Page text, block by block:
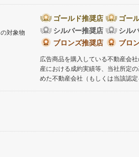
対象物
ゴールド推奨店
ゴー
シルバー推奨店
シル
ブロンズ推奨店
ブロ
広告商品を購入している不動産会
産における成約実績等、当社所定
めた不動産会社（もしくは当該認